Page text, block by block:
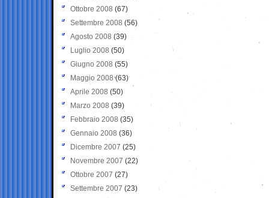
Ottobre 2008 (67)
Settembre 2008 (56)
Agosto 2008 (39)
Luglio 2008 (50)
Giugno 2008 (55)
Maggio 2008(63)
Aprile 2008 (50)
Marzo 2008 (39)
Febbraio 2008 (35)
Gennaio 2008 (36)
Dicembre 2007 (25)
Novembre 2007 (22)
Ottobre 2007 (27)
Settembre 2007 (23)